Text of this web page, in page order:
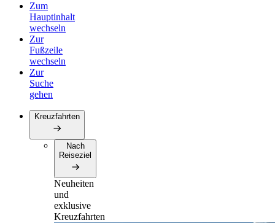
Zum
Hauptinhalt
wechseln
Zur
Fußzeile
wechseln
Zur
Suche
gehen
Kreuzfahrten
Nach
Reiseziel
Neuheiten
und
exklusive
Kreuzfahrten